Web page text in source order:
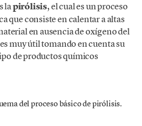
lapirólisis, el cual es un proceso
que consiste en calentar a altas
en ausencia de oxígeno del
muy útil tomando en cuenta su
de productos químicos
del proceso básico de pirólisis.